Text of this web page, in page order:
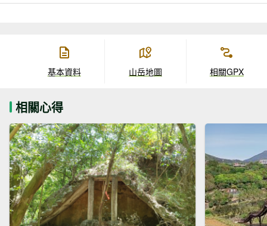
基本資料 山岳地圖 相關GPX
相關心得